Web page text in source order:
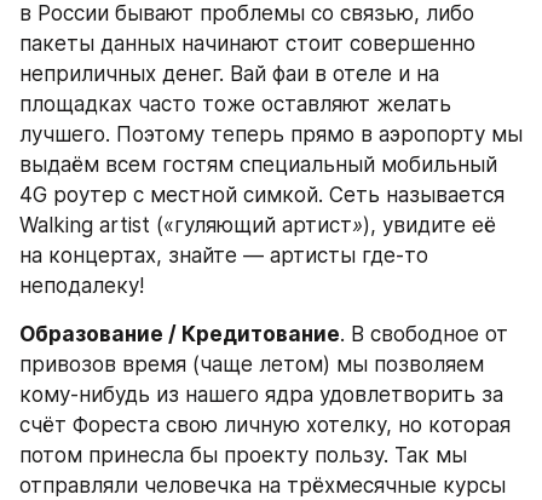
в России бывают проблемы со связью, либо
пакеты данных начинают стоит совершенно
неприличных денег. Вай фаи в отеле и на
площадках часто тоже оставляют желать
лучшего. Поэтому теперь прямо в аэропорту мы
выдаём всем гостям специальный мобильный
4G роутер с местной симкой. Сеть называется
Walking artist («гуляющий артист»), увидите её
на концертах, знайте — артисты где-то
неподалеку!
Образование / Кредитование. В свободное от
привозов время (чаще летом) мы позволяем
кому-нибудь из нашего ядра удовлетворить за
счёт Фореста свою личную хотелку, но которая
потом принесла бы проекту пользу. Так мы
отправляли человечка на трёхмесячные курсы